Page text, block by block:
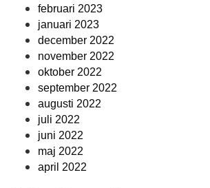
februari 2023
januari 2023
december 2022
november 2022
oktober 2022
september 2022
augusti 2022
juli 2022
juni 2022
maj 2022
april 2022